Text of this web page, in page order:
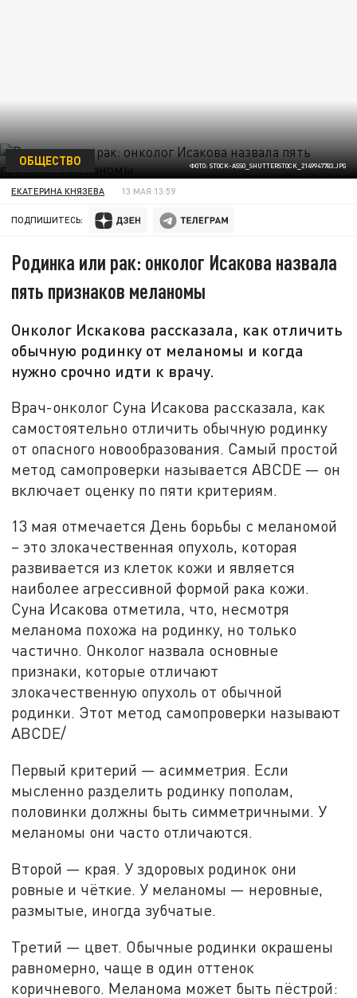
ФОТО: STOCK-ASSO_SHUTTERSTOCK_2149947783.JPG
ОБЩЕСТВО
ЕКАТЕРИНА КНЯЗЕВА 13 МАЯ 13:59
ПОДПИШИТЕСЬ:
Родинка или рак: онколог Исакова назвала
пять признаков меланомы
Онколог Искакова рассказала, как отличить
обычную родинку от меланомы и когда
нужно срочно идти к врачу.
Врач-онколог Суна Исакова рассказала, как
самостоятельно отличить обычную родинку
от опасного новообразования. Самый простой
метод самопроверки называется ABCDE — он
включает оценку по пяти критериям.
13 мая отмечается День борьбы с меланомой
– это злокачественная опухоль, которая
развивается из клеток кожи и является
наиболее агрессивной формой рака кожи.
Суна Исакова отметила, что, несмотря
меланома похожа на родинку, но только
частично. Онколог назвала основные
признаки, которые отличают
злокачественную опухоль от обычной
родинки. Этот метод самопроверки называют
ABCDE/
Первый критерий — асимметрия. Если
мысленно разделить родинку пополам,
половинки должны быть симметричными. У
меланомы они часто отличаются.
Второй — края. У здоровых родинок они
ровные и чёткие. У меланомы — неровные,
размытые, иногда зубчатые.
Третий — цвет. Обычные родинки окрашены
равномерно, чаще в один оттенок
коричневого. Меланома может быть пёстрой: